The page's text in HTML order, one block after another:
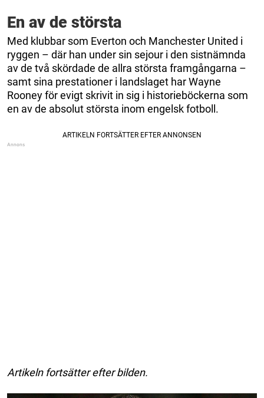
En av de största
Med klubbar som Everton och Manchester United i
ryggen – där han under sin sejour i den sistnämnda
av de två skördade de allra största framgångarna –
samt sina prestationer i landslaget har Wayne
Rooney för evigt skrivit in sig i historieböckerna som
en av de absolut största inom engelsk fotboll.
Artikeln fortsätter efter bilden.